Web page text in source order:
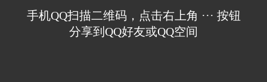
手机QQ扫描二维码，点击右上角 ··· 按钮
分享到QQ好友或QQ空间